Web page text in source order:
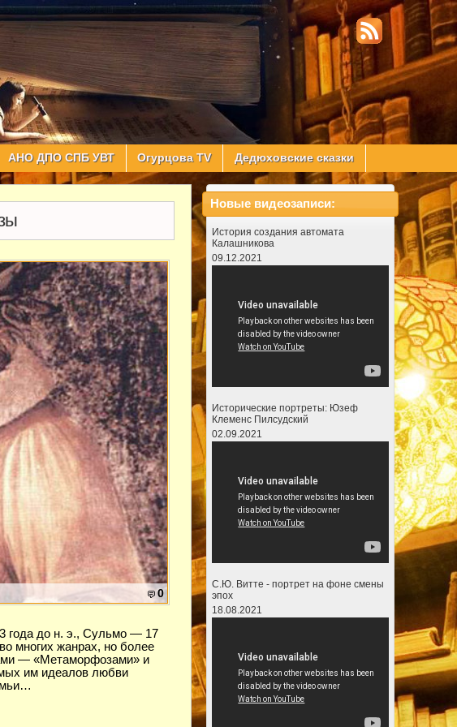
АНО ДПО СПБ УВТ Огурцова TV Дедюховские сказки
0
года до н. э., Сульмо — 17
многих жанрах, но более
— «Метаморфозами» и
им идеалов любви
Новые видеозаписи:
История создания автомата
Калашникова
09.12.2021
Исторические портреты: Юзеф
Клеменс Пилсудский
02.09.2021
С.Ю. Витте - портрет на фоне смены
эпох
18.08.2021